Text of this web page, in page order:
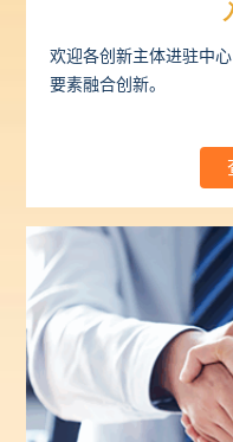
欢迎各创新主体进驻中
要素融合创新。